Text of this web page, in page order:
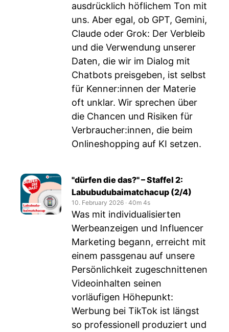
ausdrücklich höflichem Ton mit
uns. Aber egal, ob GPT, Gemini,
Claude oder Grok: Der Verbleib
und die Verwendung unserer
Daten, die wir im Dialog mit
Chatbots preisgeben, ist selbst
für Kenner:innen der Materie
oft unklar. Wir sprechen über
die Chancen und Risiken für
Verbraucher:innen, die beim
Onlineshopping auf KI setzen.
"dürfen die das?" – Staffel 2:
Labubudubaimatchacup (2/4)
10. February 2026 ‧ 40m 4s
Was mit individualisierten
Werbeanzeigen und Influencer
Marketing begann, erreicht mit
einem passgenau auf unsere
Persönlichkeit zugeschnittenen
Videoinhalten seinen
vorläufigen Höhepunkt:
Werbung bei TikTok ist längst
so professionell produziert und